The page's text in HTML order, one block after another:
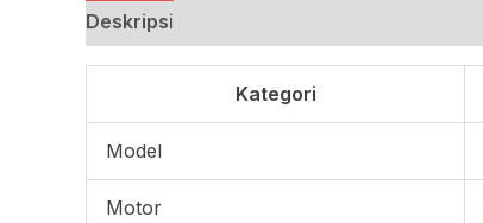
Deskripsi
Kategori
Model
Motor